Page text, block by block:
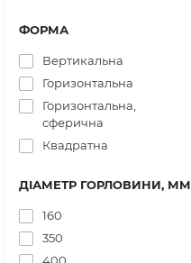
ФОРМА
Вертикальна
Горизонтальна
Горизонтальна,
сферична
Квадратна
ДІАМЕТР ГОРЛОВИНИ, ММ
160
350